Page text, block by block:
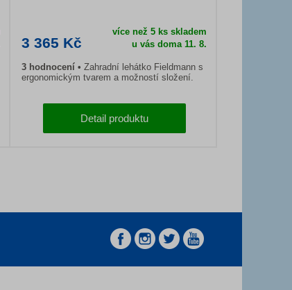
3 365 Kč
více než 5 ks skladem
u vás doma 11. 8.
3 hodnocení
Zahradní lehátko Fieldmann s
ergonomickým tvarem a možností složení.
Detail produktu